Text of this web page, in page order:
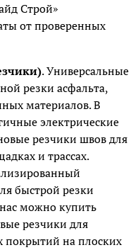
Строй»
от проверенных
. Универсальные
резки асфальта,
материалов. В
электрические
резчики швов для
и трассах.
быстрой резки
можно купить
резчики для
покрытий на плоских